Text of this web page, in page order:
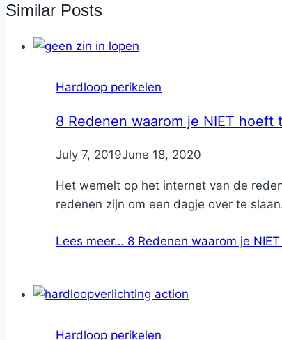
Similar Posts
Hardloop perikelen
8 Redenen waarom je NIET hoeft
ByNicole
July 7, 2019June 18, 2020
Het wemelt op het internet van de
redenen zijn om een dagje over te
Lees meer… 8 Redenen waarom je
Hardloop perikelen